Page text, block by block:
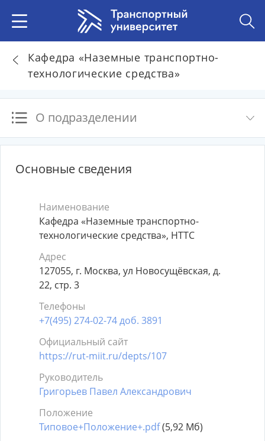
Кафедра «Наземные транспортно-
технологические средства»
О подразделении
Основные сведения
Наименование
Кафедра «Наземные транспортно-
технологические средства», НТТС
Адрес
127055, г. Москва, ул Новосущёвская, д.
22, стр. 3
Телефоны
+7(495) 274-02-74 доб. 3891
Официальный сайт
https://rut-miit.ru/depts/107
Руководитель
Григорьев Павел Александрович
Положение
Типовое+Положение+.pdf(5,92 Мб)